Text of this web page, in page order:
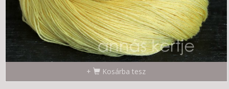
Kosárba tesz